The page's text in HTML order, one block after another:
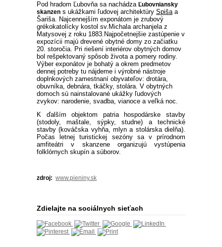
Pod hradom Ľubovňa sa nachádza Ľubovniansky
skanzen s ukážkami ľudovej architektúry Spišaa
Šariša. Najcennejším exponátom je zrubový
grékokatolícky kostol sv.Michala archanjela z
Matysovej z roku 1883. Najpočetnejšie zastúpenie v
expozícii majú drevené obytné domy zo začiatku
20. storočia. Pri riešení interiérov obytných domov
bol rešpektovaný spôsob života a pomery rodiny.
Výber exponátov je bohatý a okrem predmetov
dennej potreby tu nájdeme i výrobné nástroje
doplnkových zamestnaní obyvateľov: drotára,
obuvníka, debnára, tkáčky, stolára. V obytných
domoch sú nainstalované ukážky ľudových
zvykov: narodenie, svadba, vianoce a veľká noc.
K ďalším objektom patria hospodárske stavby
(stodoly, maštale, sýpky, studne) a technické
stavby (kováčska vyhňa, mlyn a stolárska dielňa).
Počas letnej turistickej sezóny sa v prírodnom
amfiteátri v skanzene organizujú vystúpenia
folklórnych skupín a súborov.
zdroj: www.pieniny.sk
Zdielajte na sociálnych sieťach